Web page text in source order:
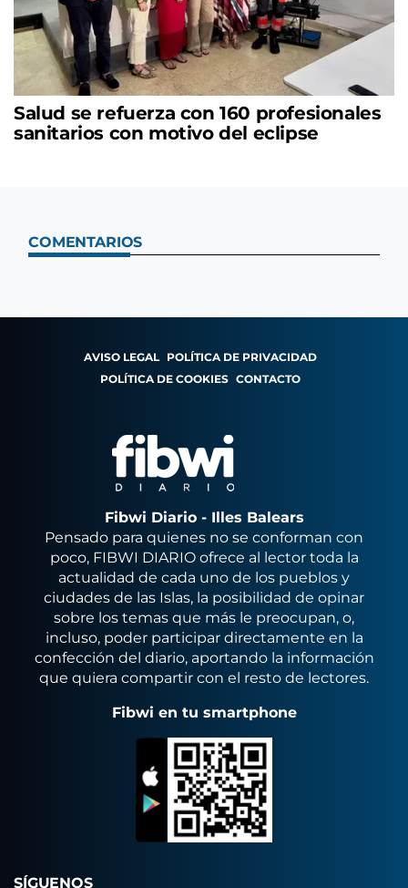
Salud se refuerza con 160 profesionales
sanitarios con motivo del eclipse
COMENTARIOS
AVISO LEGAL POLÍTICA DE PRIVACIDAD
POLÍTICA DE COOKIES CONTACTO
Fibwi Diario - Illes Balears
Pensado para quienes no se conforman con
poco, FIBWI DIARIO ofrece al lector toda la
actualidad de cada uno de los pueblos y
ciudades de las Islas, la posibilidad de opinar
sobre los temas que más le preocupan, o,
incluso, poder participar directamente en la
confección del diario, aportando la información
que quiera compartir con el resto de lectores.
Fibwi en tu smartphone
SÍGUENOS